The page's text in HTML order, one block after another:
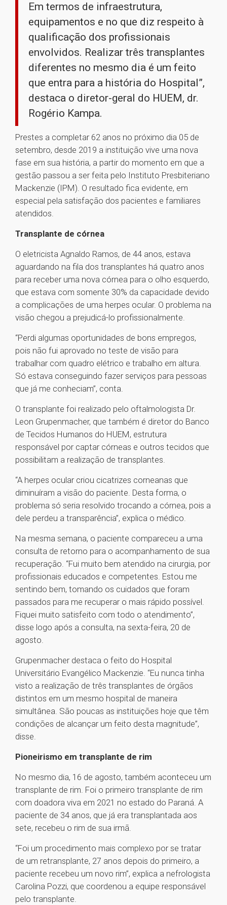
Em termos de infraestrutura,
equipamentos e no que diz respeito à
qualificação dos profissionais
envolvidos. Realizar três transplantes
diferentes no mesmo dia é um feito
que entra para a história do Hospital”,
destaca o diretor-geral do HUEM, dr.
Rogério Kampa.
Prestes a completar 62 anos no próximo dia 05 de
setembro, desde 2019 a instituição vive uma nova
fase em sua história, a partir do momento em que a
gestão passou a ser feita pelo Instituto Presbiteriano
Mackenzie (IPM). O resultado fica evidente, em
especial pela satisfação dos pacientes e familiares
atendidos.
Transplante de córnea
O eletricista Agnaldo Ramos, de 44 anos, estava
aguardando na fila dos transplantes há quatro anos
para receber uma nova córnea para o olho esquerdo,
que estava com somente 30% da capacidade devido
a complicações de uma herpes ocular. O problema na
visão chegou a prejudicá-lo profissionalmente.
“Perdi algumas oportunidades de bons empregos,
pois não fui aprovado no teste de visão para
trabalhar com quadro elétrico e trabalho em altura.
Só estava conseguindo fazer serviços para pessoas
que já me conheciam”, conta.
O transplante foi realizado pelo oftalmologista Dr.
Leon Grupenmacher, que também é diretor do Banco
de Tecidos Humanos do HUEM, estrutura
responsável por captar córneas e outros tecidos que
possibilitam a realização de transplantes.
“A herpes ocular criou cicatrizes corneanas que
diminuíram a visão do paciente. Desta forma, o
problema só seria resolvido trocando a córnea, pois a
dele perdeu a transparência”, explica o médico.
Na mesma semana, o paciente compareceu a uma
consulta de retorno para o acompanhamento de sua
recuperação. “Fui muito bem atendido na cirurgia, por
profissionais educados e competentes. Estou me
sentindo bem, tomando os cuidados que foram
passados para me recuperar o mais rápido possível.
Fiquei muito satisfeito com todo o atendimento”,
disse logo após a consulta, na sexta-feira, 20 de
agosto.
Grupenmacher destaca o feito do Hospital
Universitário Evangélico Mackenzie. “Eu nunca tinha
visto a realização de três transplantes de órgãos
distintos em um mesmo hospital de maneira
simultânea. São poucas as instituições hoje que têm
condições de alcançar um feito desta magnitude”,
disse.
Pioneirismo em transplante de rim
No mesmo dia, 16 de agosto, também aconteceu um
transplante de rim. Foi o primeiro transplante de rim
com doadora viva em 2021 no estado do Paraná. A
paciente de 34 anos, que já era transplantada aos
sete, recebeu o rim de sua irmã.
“Foi um procedimento mais complexo por se tratar
de um retransplante, 27 anos depois do primeiro, a
paciente recebeu um novo rim”, explica a nefrologista
Carolina Pozzi, que coordenou a equipe responsável
pelo transplante.